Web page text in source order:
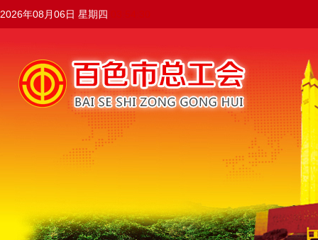
2026年08月06日 星期四